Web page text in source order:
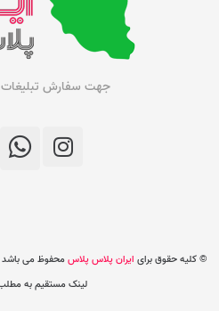
جهت سفارش تبلیغات
© کلیه حقوق برای ایران پلاس پلاسمحفوظ می باشد
لینک مستقیم به